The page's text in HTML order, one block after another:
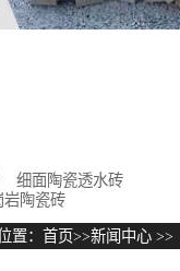
细面陶瓷透水砖
岩陶瓷砖
置： 首页>>新闻中心 >>